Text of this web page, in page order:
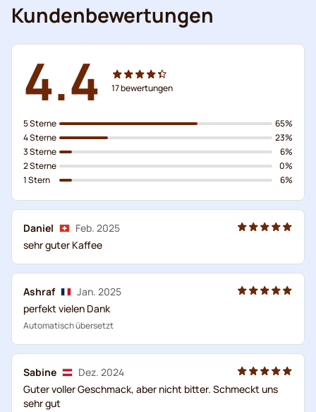
Kundenbewertungen
4.4 17bewertungen
5 Sterne
4 Sterne
3 Sterne
2 Sterne
1 Stern
65%
23%
6%
0%
6%
Daniel
Feb. 2025
sehr guter Kaffee
Ashraf
Jan. 2025
perfekt vielen Dank
Automatisch übersetzt
Sabine
Dez. 2024
Guter voller Geschmack, aber nicht bitter. Schmeckt uns
sehr gut